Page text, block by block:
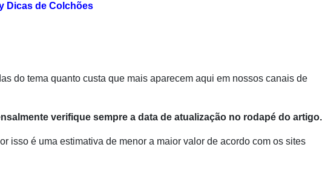
Dicas de Colchões
do tema quanto custa que mais aparecem aqui em nossos canais de
verifique sempre a data de atualização no rodapé do artigo.
isso é uma estimativa de menor a maior valor de acordo com os sites